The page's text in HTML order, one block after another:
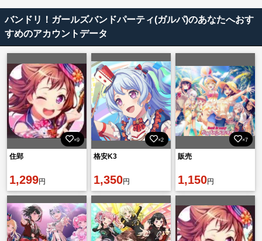
バンドリ！ガールズバンドパーティ(ガルパ)のあなたへおす
すめのアカウントデータ
×9
住郢
1,299円
×2
格安K3
1,350円
×7
販売
1,150円